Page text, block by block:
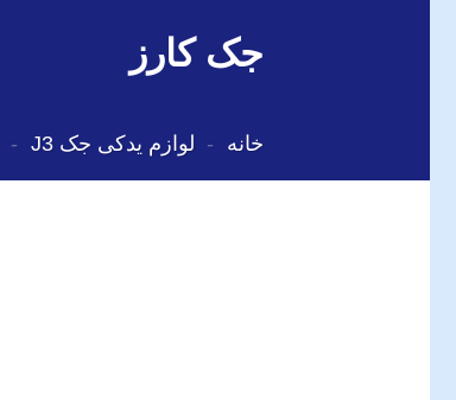
جک کارز
خانه - لوازم یدکی جک J3 -